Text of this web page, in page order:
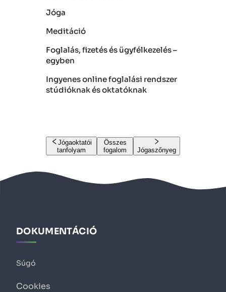
Jóga
Meditáció
Foglalás, fizetés és ügyfélkezelés –
egyben
Ingyenes online foglalási rendszer
stúdióknak és oktatóknak
Jógaoktatói
tanfolyam
Összes
fogalom
Jógaszőnyeg
DOKUMENTÁCIÓ
Súgó
Cookies